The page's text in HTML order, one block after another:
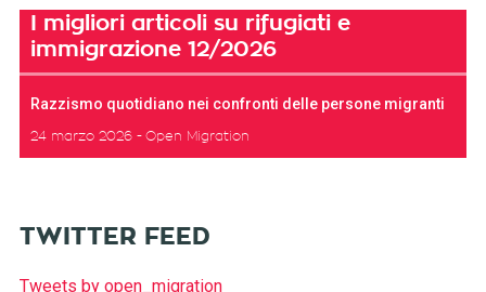
I migliori articoli su rifugiati e
immigrazione 12/2026
Razzismo quotidiano nei confronti delle persone migranti
24 marzo 2026 Open Migration
TWITTER FEED
Tweets by open_migration